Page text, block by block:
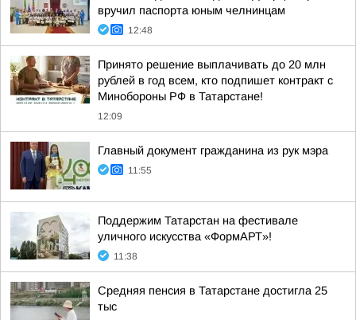
вручил паспорта юным челнинцам
12:48
Принято решение выплачивать до 20 млн
рублей в год всем, кто подпишет контракт с
Минобороны РФ в Татарстане!
12:09
Главный документ гражданина из рук мэра
11:55
Поддержим Татарстан на фестивале
уличного искусства «ФормАРТ»!
11:38
Средняя пенсия в Татарстане достигла 25
тыс